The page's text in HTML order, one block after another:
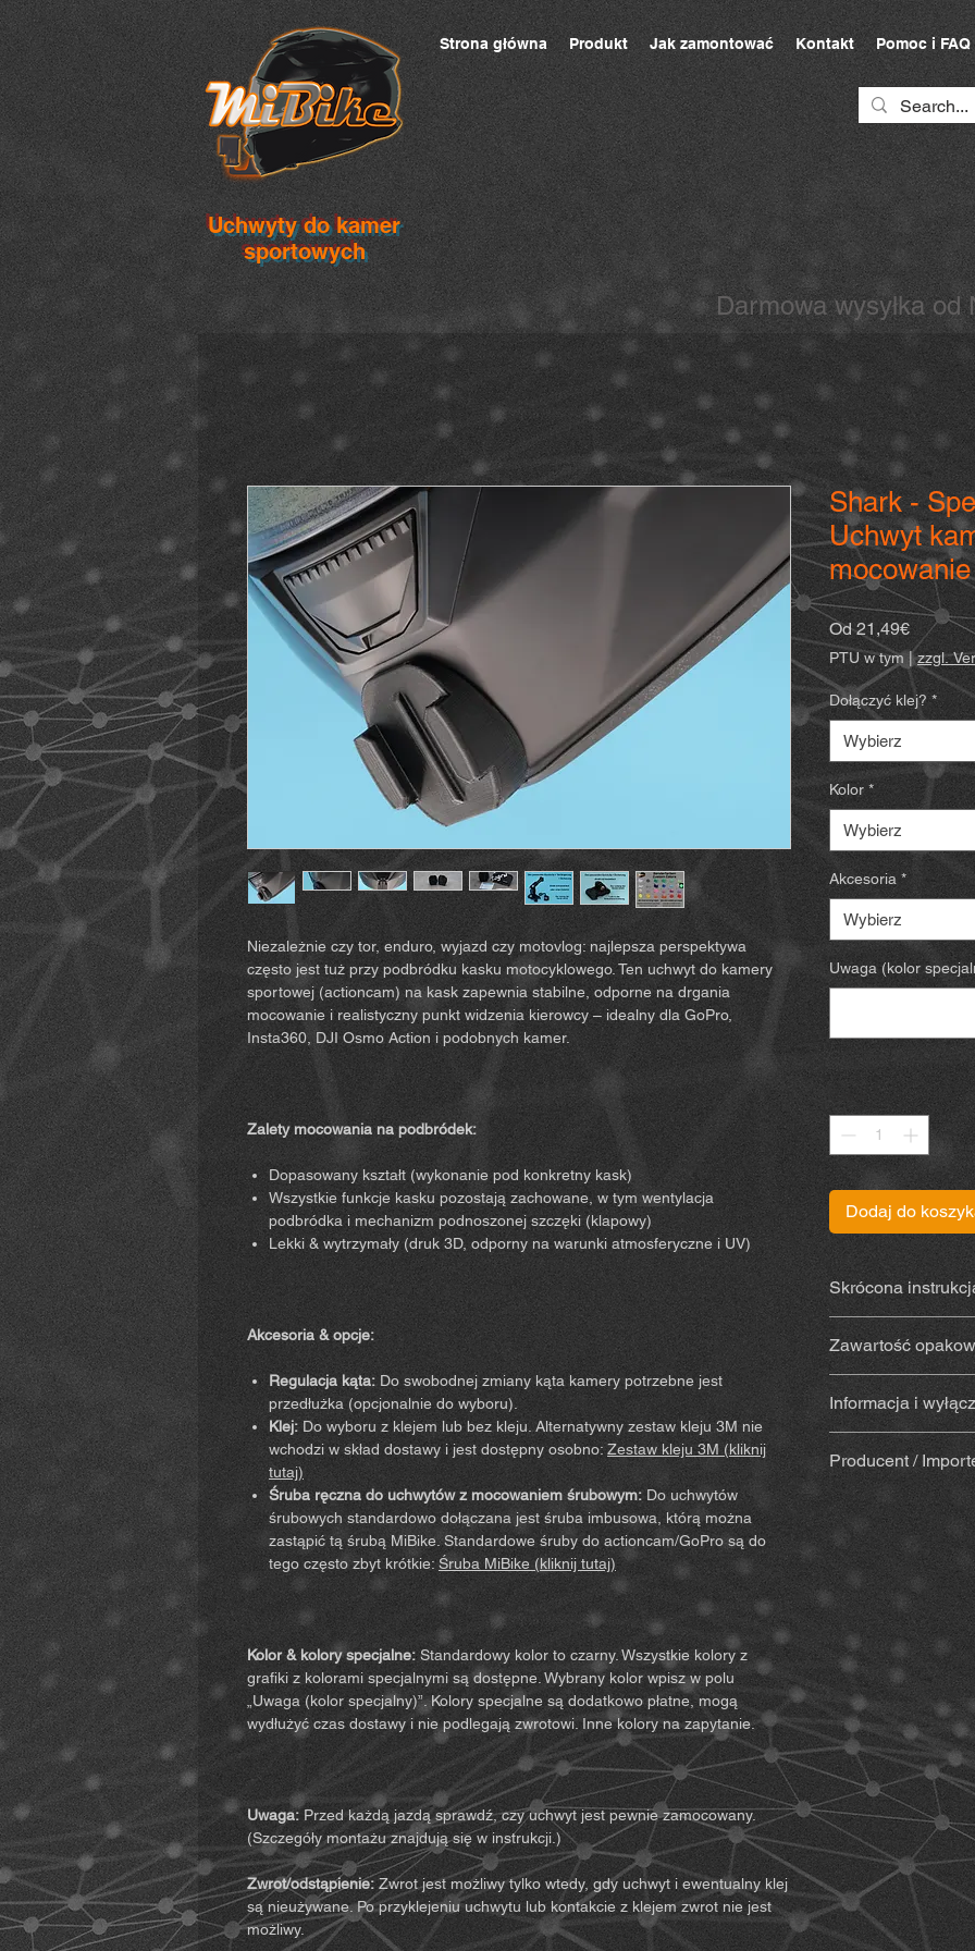
Uchwyty do kamer
sportowych
Darmowa wysyłka od
Strona główna Produkt Jak zamontować Kontakt Pomoc i FAQ
Niezależnie czy tor, enduro, wyjazd czy motovlog: najlepsza perspektywa
często jest tuż przy podbródku kasku motocyklowego. Ten uchwyt do kamery
sportowej (actioncam) na kask zapewnia stabilne, odporne na drgania
mocowanie i realistyczny punkt widzenia kierowcy – idealny dla GoPro,
Insta360, DJI Osmo Action i podobnych kamer.
Zalety mocowania na podbródek:
Dopasowany kształt (wykonanie pod konkretny kask)
Wszystkie funkcje kasku pozostają zachowane, w tym wentylacja
podbródka i mechanizm podnoszonej szczęki (klapowy)
Lekki & wytrzymały (druk 3D, odporny na warunki atmosferyczne i UV)
Akcesoria & opcje:
Regulacja kąta: Do swobodnej zmiany kąta kamery potrzebne jest
przedłużka (opcjonalnie do wyboru).
Klej: Do wyboru z klejem lub bez kleju. Alternatywny zestaw kleju 3M nie
wchodzi w skład dostawy i jest dostępny osobno: Zestaw kleju 3M (kliknij
tutaj)
Śruba ręczna do uchwytów z mocowaniem śrubowym: Do uchwytów
śrubowych standardowo dołączana jest śruba imbusowa, którą można
zastąpić tą śrubą MiBike. Standardowe śruby do actioncam/GoPro są do
tego często zbyt krótkie: Śruba MiBike (kliknij tutaj)
Kolor & kolory specjalne:Standardowy kolor to czarny. Wszystkie kolory z
grafiki z kolorami specjalnymi są dostępne. Wybrany kolor wpisz w polu
„Uwaga (kolor specjalny)”. Kolory specjalne są dodatkowo płatne, mogą
wydłużyć czas dostawy i nie podlegają zwrotowi. Inne kolory na zapytanie.
Uwaga: Przed każdą jazdą sprawdź, czy uchwyt jest pewnie zamocowany.
(Szczegóły montażu znajdują się w instrukcji.)
Zwrot/odstąpienie:Zwrot jest możliwy tylko wtedy, gdy uchwyt i ewentualny klej
są nieużywane. Po przyklejeniu uchwytu lub kontakcie z klejem zwrot nie jest
możliwy.
Shark -
Uchwyt
Od21,49€Cena
PTU w tym |zzgl.
Dołączyć klej? *
Wybierz
Kolor *
Wybierz
Akcesoria *
Wybierz
Uwaga (kolor
Sztuk
Dodaj do
Skrócona
Instrukcję znajdziesz
Zawartość
Uchwyt
materiału
promieniowanie
Z klejem (Sugru)
pad alkoholowy
szpatułka &
mailem wraz z
(przy kolorach
Zestaw akcesoriów
przedłużenie) –
Dla
Dla wariantów
Uwagi: Podczas
powstać minimalne
jednak nowy i
może zostać
element jest
Informacja i
Kupując i używając
istotnych praw oraz
Upewnij się więc, że
przeczytałeś(-aś) i
Korzystając z
zrzekasz się
ze wszystkimi
uzyskania pełnego
1. Musisz w pełni
ryzyka (w tym te
zachowania
podczas korzystania
2. Musisz upewnić
korzystanie z
dobrej kondycji
może być
musisz upewnić się,
możliwości i że
bezpieczny.
3. Musisz być
odpowiedzialność
4. Musisz
ostrzeżenia i
Producent /
MiBike - Mike
Witten, www.mibike.de